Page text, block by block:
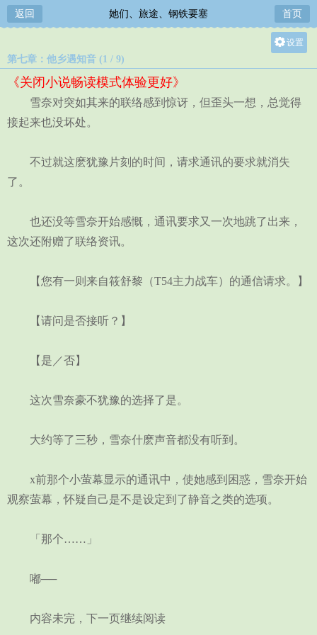
返回 她们、旅途、钢铁要塞 首页
设置
中
第七章：他乡遇知音 (1 / 9)
《关闭小说畅读模式体验更好》
雪奈对突如其来的联络感到惊讶，但歪头一想，总觉得
接起来也没坏处。
不过就这麽犹豫片刻的时间，请求通讯的要求就消失
了。
也还没等雪奈开始感慨，通讯要求又一次地跳了出来，
这次还附赠了联络资讯。
【您有一则来自筱舒黎（T54主力战车）的通信请求。】
【请问是否接听？】
【是／否】
这次雪奈豪不犹豫的选择了是。
大约等了三秒，雪奈什麽声音都没有听到。
x前那个小萤幕显示的通讯中，使她感到困惑，雪奈开始
观察萤幕，怀疑自己是不是设定到了静音之类的选项。
「那个……」
嘟──
内容未完，下一页继续阅读